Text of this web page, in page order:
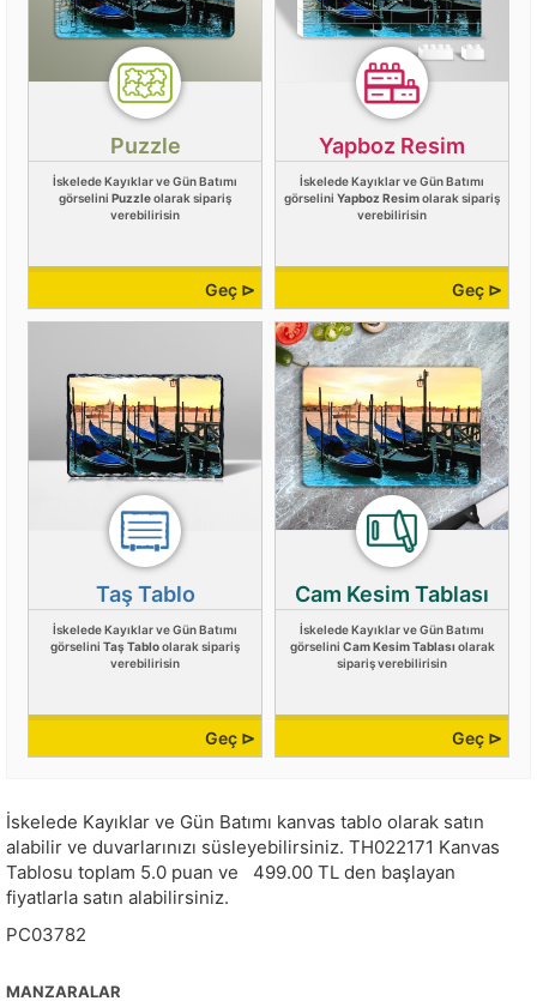
Puzzle
İskelede Kayıklar ve Gün Batımı
görselini Puzzleolarak sipariş
verebilirisin
Geç ⊳
Yapboz Resim
İskelede Kayıklar ve Gün Batımı
görselini Yapboz Resimolarak sipariş
verebilirisin
Geç ⊳
Taş Tablo
İskelede Kayıklar ve Gün Batımı
görselini Taş Tabloolarak sipariş
verebilirisin
Geç ⊳
Cam Kesim Tablası
İskelede Kayıklar ve Gün Batımı
görselini Cam Kesim Tablası olarak
sipariş verebilirisin
Geç ⊳
İskelede Kayıklar ve Gün Batımı kanvas tablo olarak satın
alabilir ve duvarlarınızı süsleyebilirsiniz. TH022171 Kanvas
Tablosu toplam 5.0 puan ve 499.00 TL den başlayan
fiyatlarla satın alabilirsiniz.
PC03782
MANZARALAR